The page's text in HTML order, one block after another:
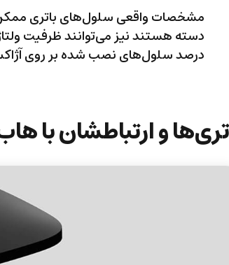
مشخصات واقعی سلول‌های باتری
درصد سلول‌های نصب شده بر روی
و ارتباطشان با